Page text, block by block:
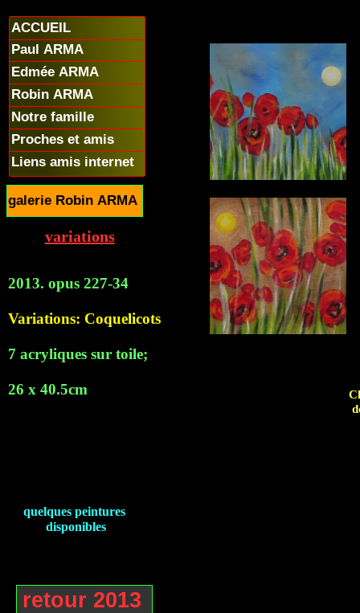
retour 2013
variations
2013. opus 227-34
Variations: Coquelicots
7 acryliques sur toile;
26 x 40.5cm
quelques peintures
disponibles
ACCUEIL
Paul ARMA
Edmée ARMA
Robin ARMA
Notre famille
Proches et amis
Liens amis internet
galerie Robin ARMA